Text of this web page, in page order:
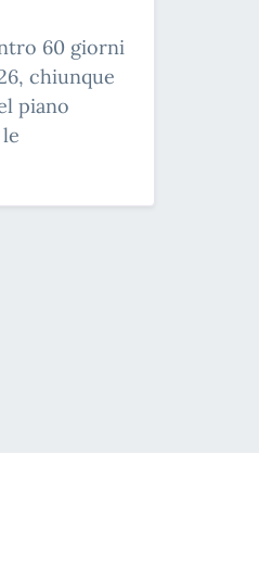
60 giorni
chiunque
piano